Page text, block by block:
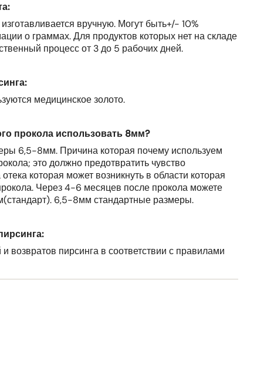
вручную. Могут быть+/- 10%
о граммах. Для продуктов которых нет на складе
процесс от 3 до 5 рабочих дней.
медицинское золото.
прокола использовать 8мм?
6,5-8мм. Причина которая почему используем
это должно предотвратить чувство
которая может возникнуть в области которая
Через 4-6 месяцев после прокола можете
6,5-8мм стандартные размеры.
возвратов пирсинга в соответствии с правилами